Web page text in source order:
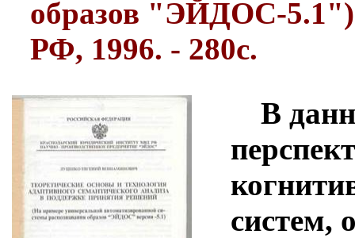
образов "ЭЙДОС-
РФ, 1996. - 280с.
В
систем,